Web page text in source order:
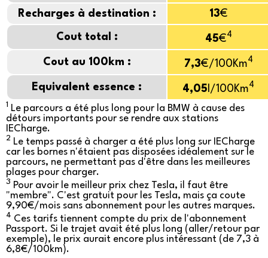
Recharges à destination :
13€
Cout total : 45€4
Cout au 100km : 7,3€/100Km4
Equivalent essence : 4,05 l/100Km4
1 Le parcours a été plus long pour la BMW à cause des
détours importants pour se rendre aux stations
IECharge.
2 Le temps passé à charger a été plus long sur IECharge
car les bornes n'étaient pas disposées idéalement sur le
parcours, ne permettant pas d'être dans les meilleures
plages pour charger.
3 Pour avoir le meilleur prix chez Tesla, il faut être
"membre". C'est gratuit pour les Tesla, mais ça coute
9,90€/mois sans abonnement pour les autres marques.
4 Ces tarifs tiennent compte du prix de l'abonnement
Passport. Si le trajet avait été plus long (aller/retour par
exemple), le prix aurait encore plus intéressant (de 7,3 à
6,8€/100km).